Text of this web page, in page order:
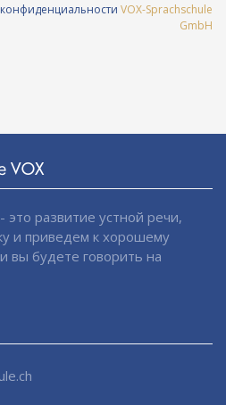
VOX-Sprachschule
GmbH
VOX
развитие устной речи,
и приведем к хорошему
вы будете говорить на